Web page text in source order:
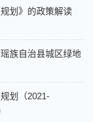
划》的政策解读
族自治县城区绿地
划（2021-